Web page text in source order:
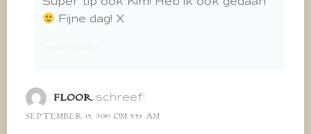
Fijne dag! X
beantwoorden
FLOOR schreef:
SEPTEMBER 15, 2019 OM 5:54 AM